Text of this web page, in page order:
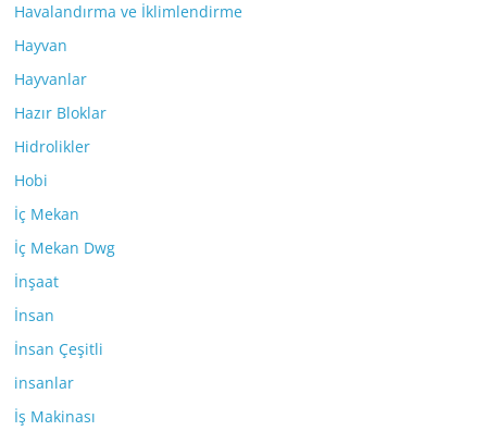
Havalandırma ve İklimlendirme
Hayvan
Hayvanlar
Hazır Bloklar
Hidrolikler
Hobi
İç Mekan
İç Mekan Dwg
İnşaat
İnsan
İnsan Çeşitli
insanlar
İş Makinası